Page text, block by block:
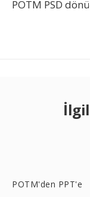
POTM PSD
POTM'den PPT'e